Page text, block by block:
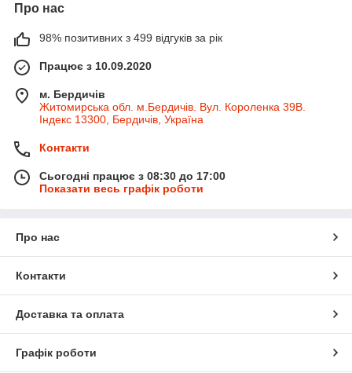
Про нас
98% позитивних з 499 відгуків за рік
Працює з 10.09.2020
м. Бердичів
Житомирська обл. м.Бердичів. Вул. Короленка 39В.
Індекс 13300, Бердичів, Україна
Контакти
Сьогодні працює з 08:30 до 17:00
Показати весь графік роботи
Про нас
Контакти
Доставка та оплата
Графік роботи